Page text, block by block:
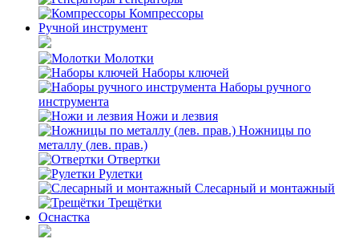
Компрессоры
Ручной инструмент
Молотки
Наборы ключей
Наборы ручного
инструмента
Ножи и лезвия
Ножницы по
металлу (лев. прав.)
Отвертки
Рулетки
Слесарный и монтажный
Трещётки
Оснастка